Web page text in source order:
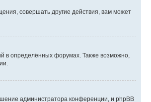
совершать другие действия, вам может
в определённых форумах. Также возможно,
администратора конференции, и phpBB